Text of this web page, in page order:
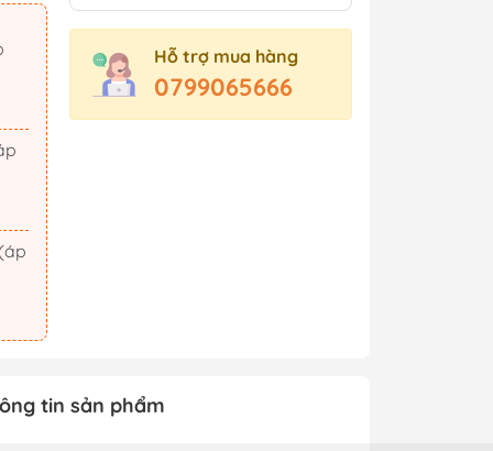
Sách Ôn Thi Đại Học
Xem thêm
Triển
Xúc
Dục
Hỗ trợ mua hàng
0799065666
tin sản phẩm